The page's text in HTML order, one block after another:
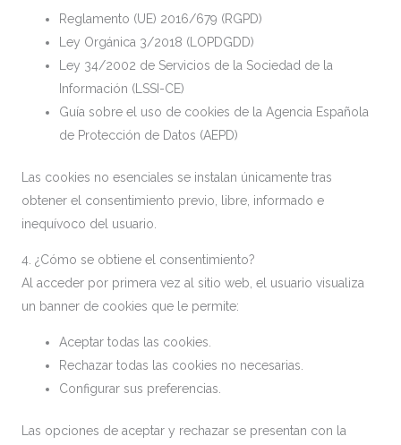
Reglamento (UE) 2016/679 (RGPD)
Ley Orgánica 3/2018 (LOPDGDD)
Ley 34/2002 de Servicios de la Sociedad de la
Información (LSSI-CE)
Guía sobre el uso de cookies de la Agencia Española
de Protección de Datos (AEPD)
Las cookies no esenciales se instalan únicamente tras
obtener el consentimiento previo, libre, informado e
inequívoco del usuario.
4. ¿Cómo se obtiene el consentimiento?
Al acceder por primera vez al sitio web, el usuario visualiza
un banner de cookies que le permite:
Aceptar todas las cookies.
Rechazar todas las cookies no necesarias.
Configurar sus preferencias.
Las opciones de aceptar y rechazar se presentan con la